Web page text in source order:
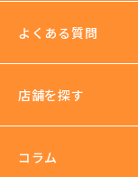
イベントもいっぱい
環境
長年の運営実績
完全個室
よくある質問
店舗を探す
コラム